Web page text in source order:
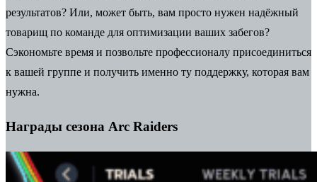
результатов? Или, может быть, вам просто нужен надёжный
товарищ по команде для оптимизации ваших забегов?
Сэкономьте время и позвольте профессионалу присоединиться
к вашей группе и получить именно ту поддержку, которая вам
нужна.
Награды сезона Arc Raiders